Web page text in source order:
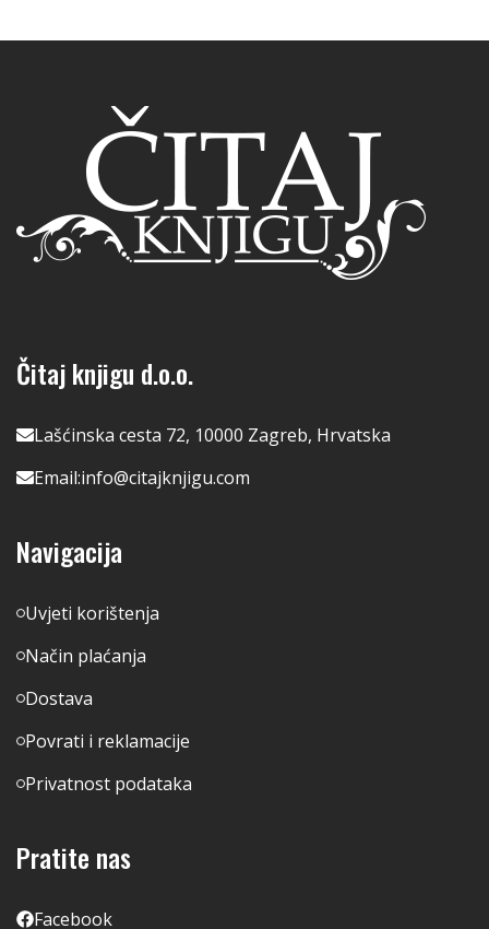
Čitaj knjigu d.o.o.
Lašćinska cesta 72, 10000 Zagreb, Hrvatska
Email:info@citajknjigu.com
Navigacija
Uvjeti korištenja
Način plaćanja
Dostava
Povrati i reklamacije
Privatnost podataka
Pratite nas
Facebook